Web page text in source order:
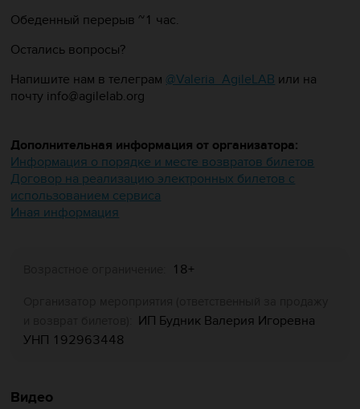
Обеденный перерыв ~1 час.
Остались вопросы?
Напишите нам в телеграм @Valeria_AgileLAB или на
почту info@agilelab.org
Дополнительная информация от организатора:
Информация о порядке и месте возвратов билетов
Договор на реализацию электронных билетов с
использованием сервиса
Иная информация
18+
ИП Будник Валерия Игоревна
УНП 192963448
Видео